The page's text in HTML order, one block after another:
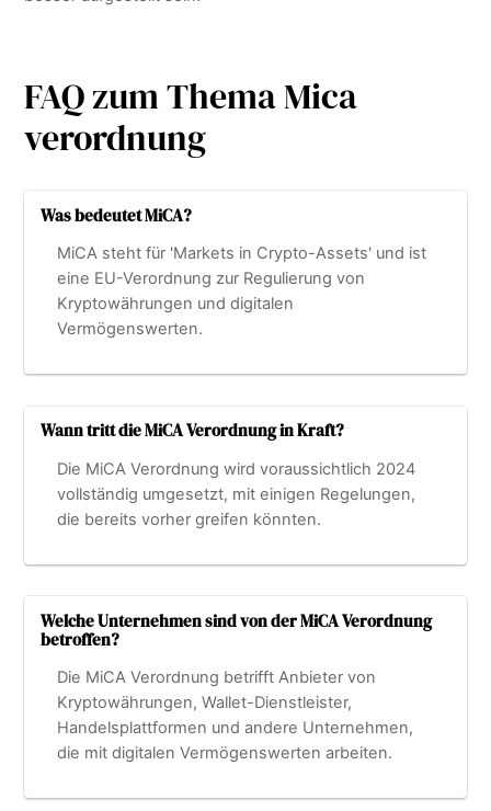
FAQ zum Thema Mica
verordnung
Was bedeutet MiCA?
MiCA steht für 'Markets in Crypto-Assets' und ist
eine EU-Verordnung zur Regulierung von
Kryptowährungen und digitalen
Vermögenswerten.
Wann tritt die MiCA Verordnung in Kraft?
Die MiCA Verordnung wird voraussichtlich 2024
vollständig umgesetzt, mit einigen Regelungen,
die bereits vorher greifen könnten.
Welche Unternehmen sind von der MiCA Verordnung
betroffen?
Die MiCA Verordnung betrifft Anbieter von
Kryptowährungen, Wallet-Dienstleister,
Handelsplattformen und andere Unternehmen,
die mit digitalen Vermögenswerten arbeiten.